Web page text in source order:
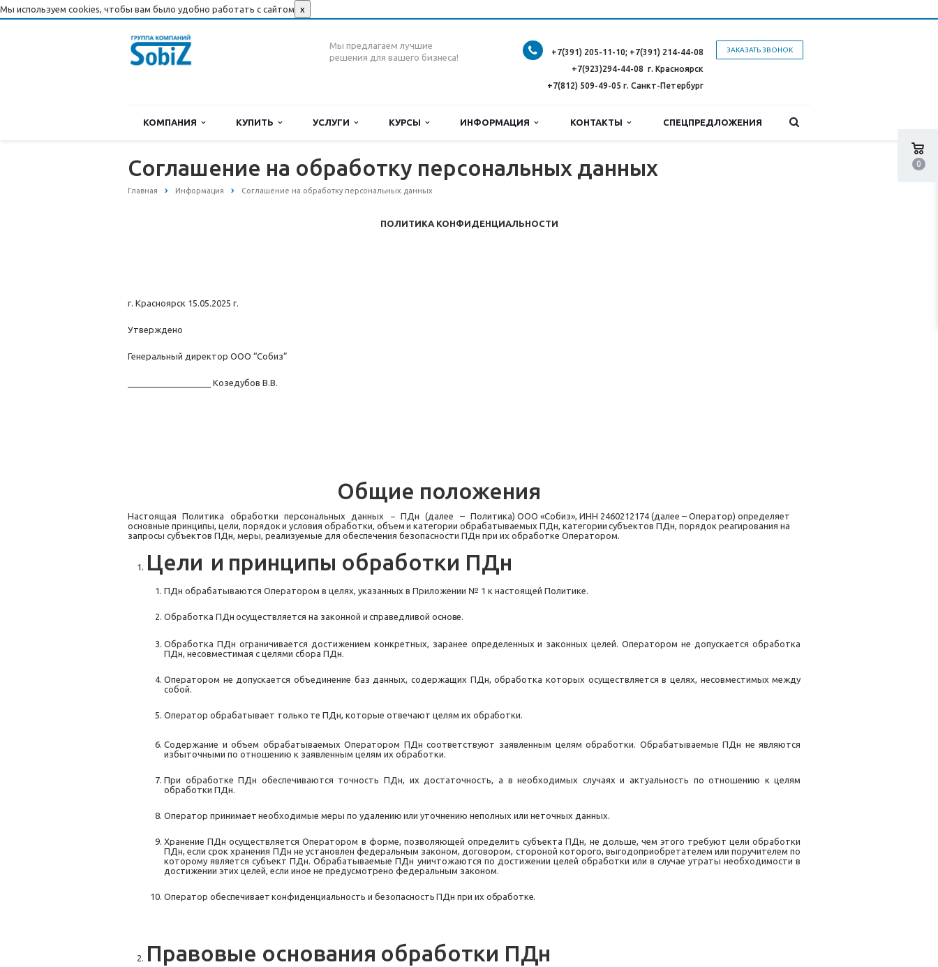
0
Мы используем cookies, чтобы вам было удобно работать с сайтом x
Мы предлагаем лучшие
решения для вашего бизнеса!
ЗАКАЗАТЬ ЗВОНОК
+7(391) 205-11-10; +7(391) 214-44-08
+7(923)294-44-08 г. Красноярск
+7(812) 509-49-05 г. Санкт-Петербург
КОМПАНИЯ КУПИТЬ УСЛУГИ КУРСЫ ИНФОРМАЦИЯ КОНТАКТЫ СПЕЦПРЕДЛОЖЕНИЯ
Соглашение на обработку персональных данных
Главная Информация Соглашение на обработку персональных данных
ПОЛИТИКА КОНФИДЕНЦИАЛЬНОСТИ
г. Красноярск 15.05.2025 г.
Утверждено
Генеральный директор ООО “Собиз”
_________________ Козедубов В.В.
Общие положения
Настоящая Политика обработки персональных данных − ПДн (далее – Политика) ООО «Собиз», ИНН 2460212174 (далее – Оператор) определяет
основные принципы, цели, порядок и условия обработки, объем и категории обрабатываемых ПДн, категории субъектов ПДн, порядок реагирования на
запросы субъектов ПДн, меры, реализуемые для обеспечения безопасности ПДн при их обработке Оператором.
Цели и принципы обработки ПДн
ПДн обрабатываются Оператором в целях, указанных в Приложении № 1 к настоящей Политике.
Обработка ПДн осуществляется на законной и справедливой основе.
Обработка ПДн ограничивается достижением конкретных, заранее определенных и законных целей. Оператором не допускается обработка
ПДн, несовместимая с целями сбора ПДн.
Оператором не допускается объединение баз данных, содержащих ПДн, обработка которых осуществляется в целях, несовместимых между
собой.
Оператор обрабатывает только те ПДн, которые отвечают целям их обработки.
Содержание и объем обрабатываемых Оператором ПДн соответствуют заявленным целям обработки. Обрабатываемые ПДн не являются
избыточными по отношению к заявленным целям их обработки.
При обработке ПДн обеспечиваются точность ПДн, их достаточность, а в необходимых случаях и актуальность по отношению к целям
обработки ПДн.
Оператор принимает необходимые меры по удалению или уточнению неполных или неточных данных.
Хранение ПДн осуществляется Оператором в форме, позволяющей определить субъекта ПДн, не дольше, чем этого требуют цели обработки
ПДн, если срок хранения ПДн не установлен федеральным законом, договором, стороной которого, выгодоприобретателем или поручителем по
которому является субъект ПДн. Обрабатываемые ПДн уничтожаются по достижении целей обработки или в случае утраты необходимости в
достижении этих целей, если иное не предусмотрено федеральным законом.
Оператор обеспечивает конфиденциальность и безопасность ПДн при их обработке.
Правовые основания обработки ПДн